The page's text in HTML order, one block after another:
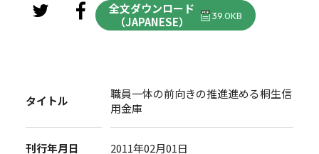
全文ダウンロード
（JAPANESE）
39.0KB
タイトル
職員一体の前向きの推進進める桐生信
用金庫
刊行年月日 2011年02月01日